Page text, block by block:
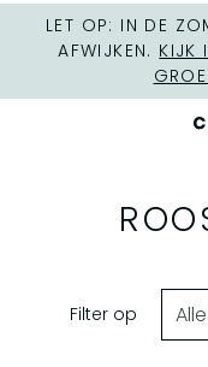
LET OP: IN DE
AFWIJKEN. KIJK
Filter op